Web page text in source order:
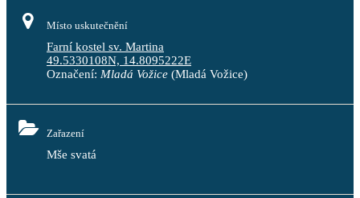
Místo uskutečnění
Farní kostel sv. Martina
49.5330108N, 14.8095222E
Označení: Mladá Vožice (Mladá Vožice)
Zařazení
Mše svatá